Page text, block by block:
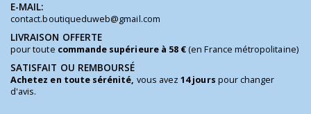
E-MAIL:
contact.boutiqueduweb@gmail.com
LIVRAISON OFFERTE
pour toute commande supérieure à 58 €(en France métropolitaine)
SATISFAIT OU REMBOURSÉ
Achetez en toute sérénité, vous avez14 jours pour changer
d'avis.